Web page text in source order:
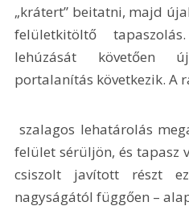
„krátert” beitatni, majd
felületkitöltő
lehúzását követően
portalanítás következik. A
szalagos lehatárolás megakadályozza, hogy az ép
felület sérüljön, és tapasz
csiszolt javított részt
nagyságától függően –